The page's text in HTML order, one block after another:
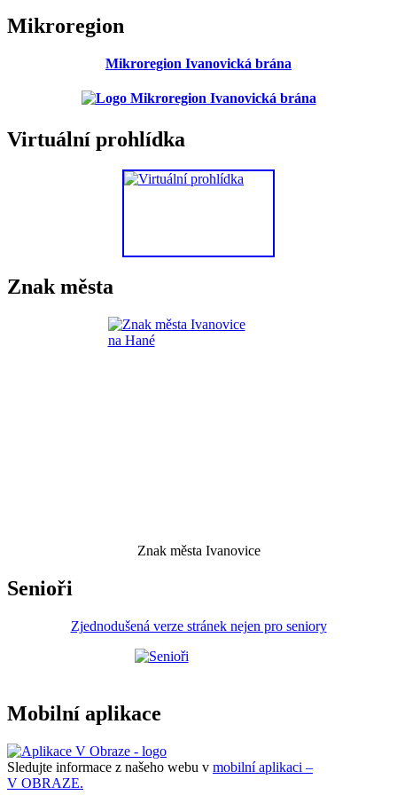
Mikroregion
Mikroregion Ivanovická brána
Virtuální prohlídka
Znak města
Znak města Ivanovice
Senioři
Zjednodušená verze stránek nejen pro seniory
Mobilní aplikace
Sledujte informace z našeho webu v mobilní aplikaci –
V OBRAZE.